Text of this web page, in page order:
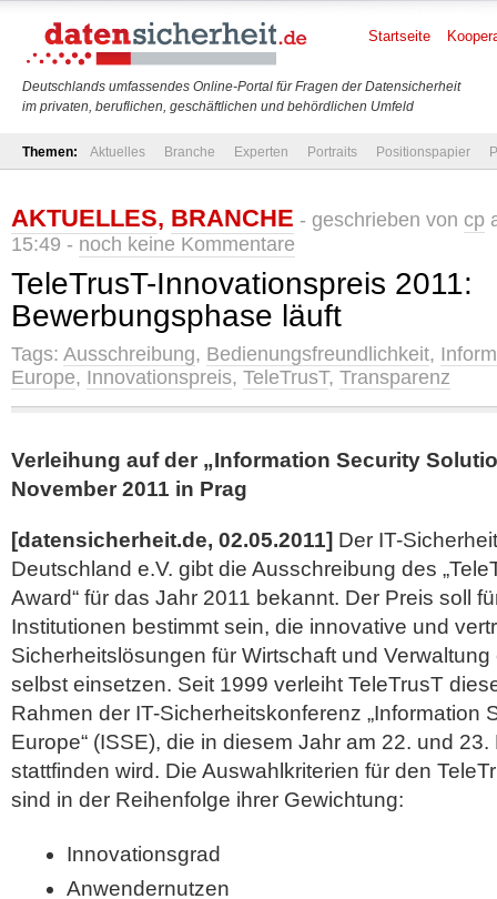
Deutschlands umfassendes Online-Portal für Fragen der Datensicherheit
im privaten, beruflichen, geschäftlichen und behördlichen Umfeld
Startseite
Themen: Aktuelles Branche Experten Portraits Positionspapier
AKTUELLES, BRANCHE - geschrieben von cp
15:49 - noch keine Kommentare
TeleTrusT-Innovationspreis 2011:
Bewerbungsphase läuft
Tags: Ausschreibung, Bedienungsfreundlichkeit,
Europe, Innovationspreis, TeleTrusT, Transparenz
Verleihung auf der „Information Security
November 2011 in Prag
[datensicherheit.de, 02.05.2011] Der IT-
Deutschland e.V. gibt die Ausschreibung des
Award“ für das Jahr 2011 bekannt. Der Preis soll
Institutionen bestimmt sein, die innovative und
Sicherheitslösungen für Wirtschaft und
selbst einsetzen. Seit 1999 verleiht TeleTrusT
Rahmen der IT-Sicherheitskonferenz „Information
Europe“ (ISSE), die in diesem Jahr am 22. und
stattfinden wird. Die Auswahlkriterien für den
sind in der Reihenfolge ihrer Gewichtung:
Innovationsgrad
Anwendernutzen